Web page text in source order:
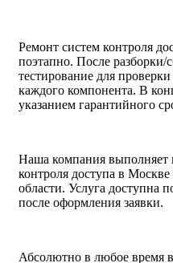
Ремонт систем контроля
поэтапно. После разборки/
тестирование для
каждого компонента. В
указанием гарантийного
Наша компания выполняет
контроля доступа в
области. Услуга доступна
после оформления заявки.
Абсолютно в любое время